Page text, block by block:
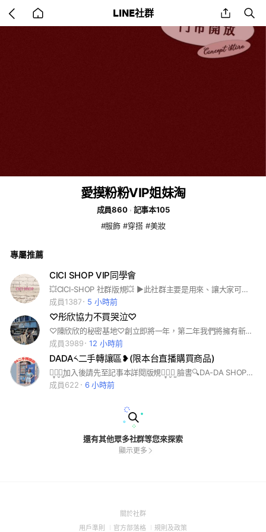
back
to
LINE社群 share
愛摸粉粉VIP姐妹淘
成員860
記事本105
#服飾 #穿搭 #美妝
專屬推薦
CICI SHOP VIP同學會
💥CICI-SHOP 社群版規💥 ▶️此社群主要是用來、讓大家可以一起分享穿搭、直播通知，這是專屬CI粉大家閒聊熱絡感情的小園地 ▶️入群設定名稱，煩請用FB姓名入群 ▶️如有查詢貨態、客服問題、詢問訂單，相關客服問題皆統一私訊CICI-SHOP 粉專，會有小编專人回覆，請勿在此發問🙃 感謝大家配合(two hearts) ※禁止項目： 1.請勿討論法律上不合法的項目。 2.請勿討論直銷、網路簽注或網路連鎖賺錢方法，等另類商業模式。 3.請勿在群組內相互辱罵、批評、攻擊、抹黑、挑釁 4.請勿討論政治、宗教、種族、性別…等議題 (即使與創業或事業經營有相關。 5.群組內發言請多注意禮節，發言請互相尊重 以上所有規定請群組內所有人員務必遵守 CICI-SHOP
成員1387
5 小時前
♡彤欣協力不買哭泣♡
♡陳欣欣的秘密基地♡創立即將一年，第二年我們將擁有新夥伴也擁有更多服飾風格的可能。
成員3989
12 小時前
DADA༨二手轉讓區❥(限本台直播購買商品)
ꪔ̤̥ꪔ̤̮ꪔ̤̫加入後請先至記事本詳閱版規ꪔ̤̥ꪔ̤̮ꪔ̤̫ 臉書🔍DA-DA SHOP服飾 #現貨直播 官方IG🔍dadashop_korean 官方LINE🔍@dada666
成員622
6 小時前
還有其他眾多社群等您來探索
顯示更多
關於社群(Open
用戶準則 (Open
官方部落格 (Open
規則及政策(Open